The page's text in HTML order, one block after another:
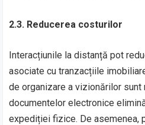
2.3. Reducerea costurilor
Interacțiunile la distanță pot
asociate cu tranzacțiile
de organizare a vizionărilor
documentelor electronice
expediției fizice. De asemenea,